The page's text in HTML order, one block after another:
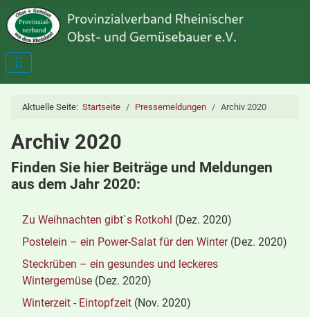
Aktuelle Seite: Startseite Pressemeldungen Archiv 2020
Archiv 2020
Finden Sie hier Beiträge und Meldungen
aus dem Jahr 2020:
Zu Weihnachten gibt`s Rotkohl (Dez. 2020)
Postelein – ein Power-Salat für den Winter (Dez. 2020)
Steckrüben – ein gesundes und leckeres
Wintergemüse (Dez. 2020)
Winterzeit - Eintopfzeit (Nov. 2020)